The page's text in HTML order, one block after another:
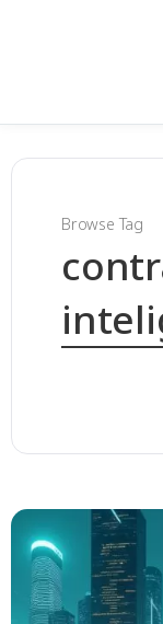
Browse Tag